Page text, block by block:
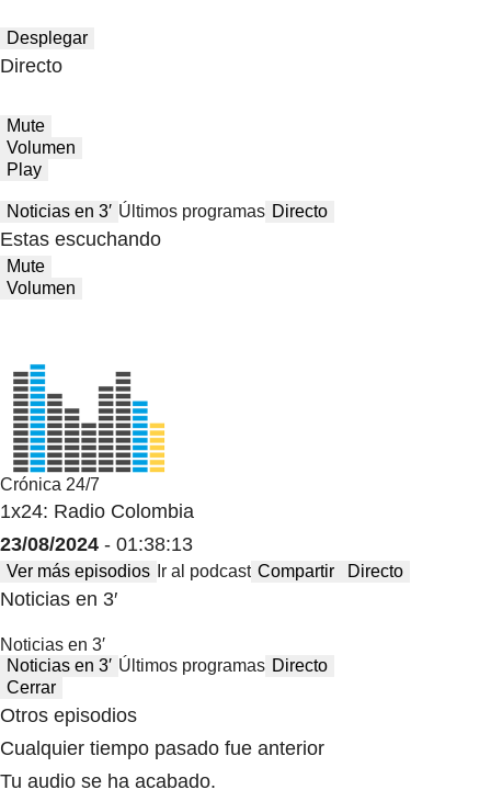
Desplegar
Directo
Mute
Volumen
Play
Noticias en 3′ Últimos programas Directo
Estas escuchando
Mute
Volumen
Crónica 24/7
1x24: Radio Colombia
23/08/2024 - 01:38:13
Ver más episodios Ir al podcast Compartir Directo
Noticias en 3′
Noticias en 3′
Noticias en 3′ Últimos programas Directo
Cerrar
Otros episodios
Cualquier tiempo pasado fue anterior
Tu audio se ha acabado.